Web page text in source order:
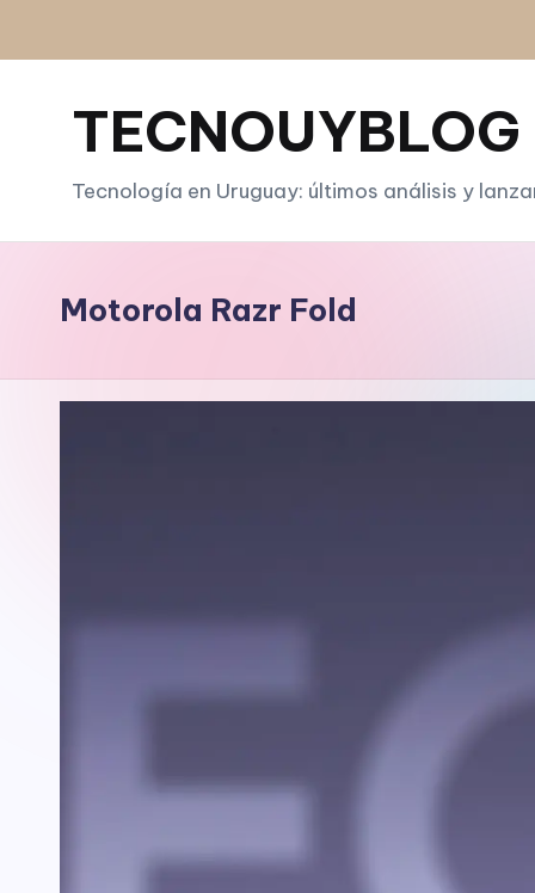
Saltar
TECNOUYBLOG
Tecnología en Uruguay: últimos análisis y
Motorola Razr Fold